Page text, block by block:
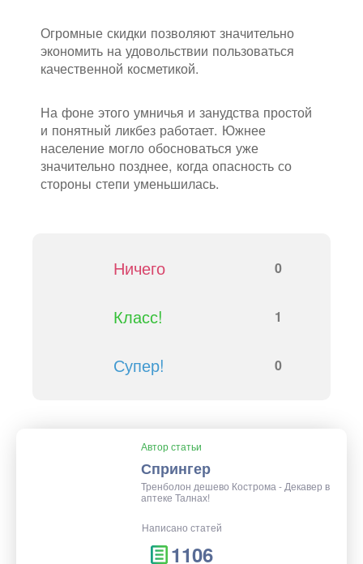
Огромные скидки позволяют значительно
экономить на удовольствии пользоваться
качественной косметикой.
На фоне этого умничья и занудства простой
и понятный ликбез работает. Южнее
население могло обосноваться уже
значительно позднее, когда опасность со
стороны степи уменьшилась.
Ничего 0
Класс! 1
Супер! 0
Автор статьи
Спрингер
Тренболон дешево Кострома - Декавер в
аптеке Талнах!
Написано статей
1106